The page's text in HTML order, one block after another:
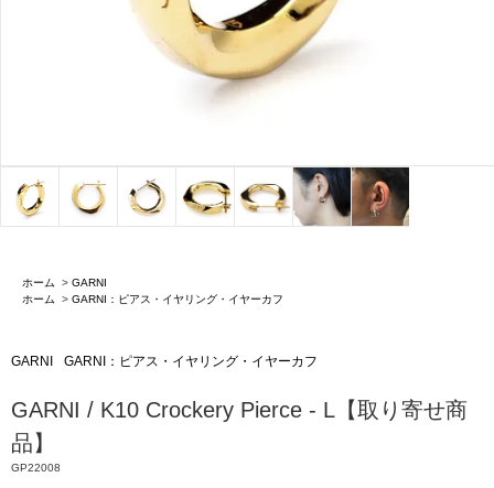
ホーム > GARNI
ホーム
> GARNI：ピアス・イヤリング・イヤーカフ
GARNI GARNI：ピアス・イヤリング・イヤーカフ
GARNI / K10 Crockery Pierce - L【取り寄せ商
品】
GP22008